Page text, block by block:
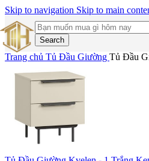
Skip to navigation Skip to main
Search
Trang chủ Tủ Đầu Giường Tủ Đầu